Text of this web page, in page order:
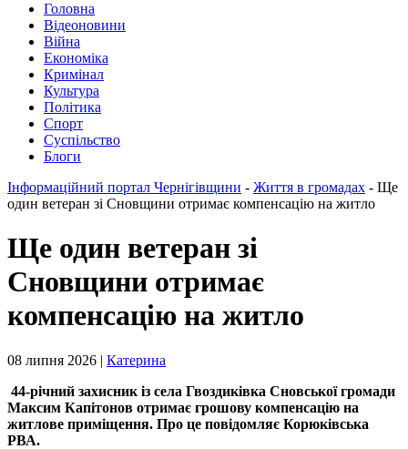
Головна
Відеоновини
Війна
Економіка
Кримінал
Культура
Політика
Спорт
Суспільство
Блоги
Інформаційний портал Чернігівщини - Життя в громадах - Ще
один ветеран зі Сновщини отримає компенсацію на житло
Ще один ветеран зі
Сновщини отримає
компенсацію на житло
08 липня 2026 | Катерина
44-річний захисник із села Гвоздиківка Сновської громади
Максим Капітонов отримає грошову компенсацію на
житлове приміщення. Про це повідомляє Корюківська
РВА.